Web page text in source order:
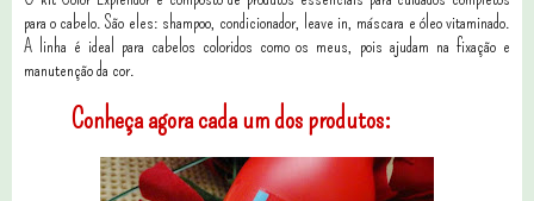
para o cabelo. São eles: shampoo, condicionador, leave in, máscara e óleo vitaminado.
A linha é ideal para cabelos coloridos como os meus, pois ajudam na fixação e
manutenção da cor.
Conheça agora cada um dos produtos: